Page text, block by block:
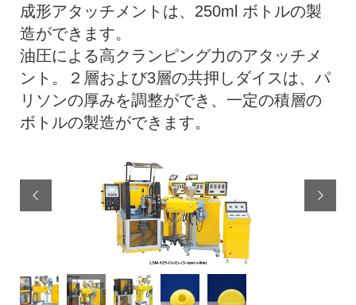
成形アタッチメントは、250ml ボトルの製
造ができます。
油圧による高クランピング力のアタッチメ
ント。２層および3層の共押しダイスは、パ
リソンの厚みを調整ができ、一定の積層の
ボトルの製造ができます。
 